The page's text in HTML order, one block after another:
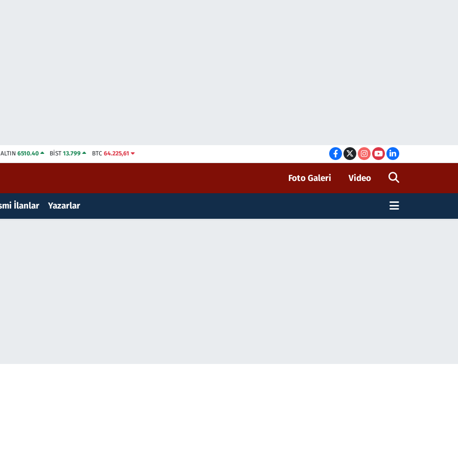
ALTIN 6510.40 BİST13.799 BTC 64.225,61
Foto Galeri Video
İlanlar Yazarlar